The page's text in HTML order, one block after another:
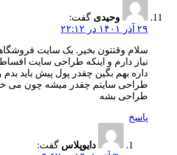
وحیدی گفت:
۲۹ آذر ۱۴۰۱ در ۲۲:۱۲
سلام وقتتون بخیر. یک سایت
نیاز دارم و اینکه طراحی سایت
داره بهم بگین چقدر پول پیش باید بدم
طراحی سایتم چقدر میشه چون می
طراحی بشه
پاسخ
دایوپلاس گفت: